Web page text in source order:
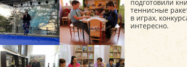
подготовили
теннисные
в играх,
интересно.